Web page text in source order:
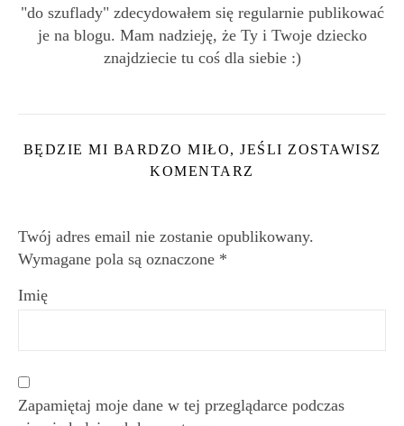
"do szuflady" zdecydowałem się regularnie publikować
je na blogu. Mam nadzieję, że Ty i Twoje dziecko
znajdziecie tu coś dla siebie :)
BĘDZIE MI BARDZO MIŁO, JEŚLI ZOSTAWISZ
KOMENTARZ
Twój adres email nie zostanie opublikowany.
Wymagane pola są oznaczone *
Imię
Zapamiętaj moje dane w tej przeglądarce podczas